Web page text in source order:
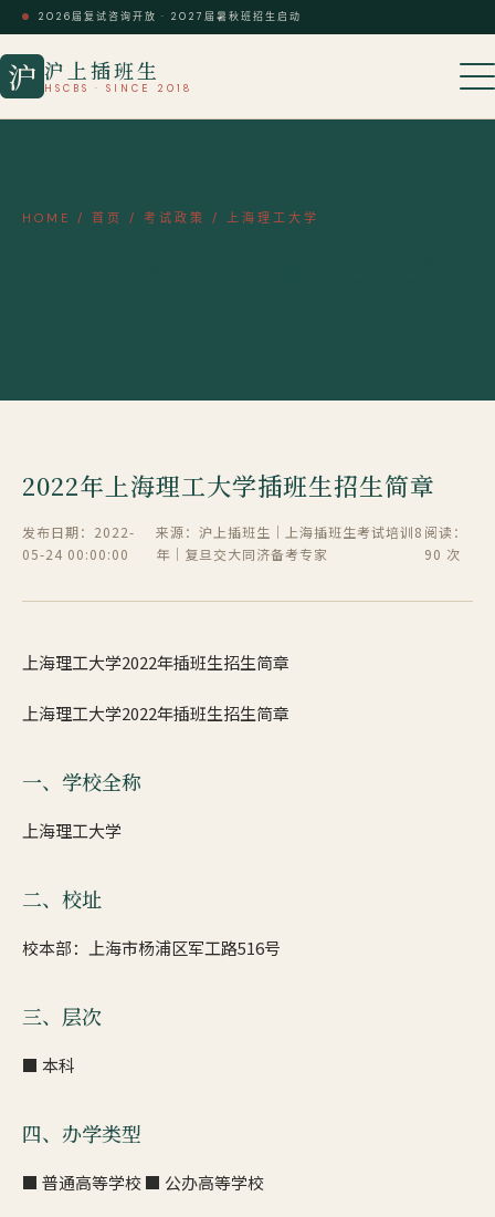
2026届复试咨询开放 · 2027届暑秋班招生启动
沪 沪上插班生
HSCBS · SINCE 2018
HOME / 首页 / 考试政策 / 上海理工大学
2022年上海理工大学插班生招生简章
发布日期：2022-
05-24 00:00:00
来源：沪上插班生｜上海插班生考试培训8
年｜复旦交大同济备考专家
阅读：
90 次
上海理工大学2022年插班生招生简章
上海理工大学2022年插班生招生简章
一、学校全称
上海理工大学
二、校址
校本部：上海市杨浦区军工路516号
三、层次
■ 本科
四、办学类型
■ 普通高等学校 ■ 公办高等学校